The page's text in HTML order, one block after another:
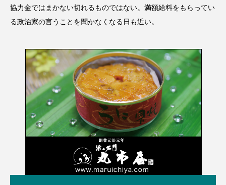
協力金ではまかない切れるものではない。満額給料をもらってい
る政治家の言うことを聞かなくなる日も近い。